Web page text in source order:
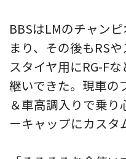
BBSはLMのチャン
まり、その後もRS
スタイヤ用にRG-F
継いできた。現車の
＆車高調入りで乗
ーキャップにカスタ